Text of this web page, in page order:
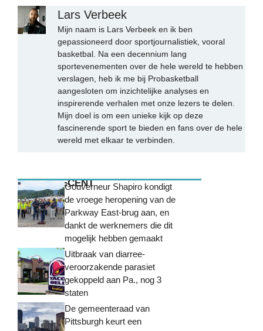
Lars Verbeek
Mijn naam is Lars Verbeek en ik ben
gepassioneerd door sportjournalistiek, vooral
basketbal. Na een decennium lang
sportevenementen over de hele wereld te hebben
verslagen, heb ik me bij Probasketball
aangesloten om inzichtelijke analyses en
inspirerende verhalen met onze lezers te delen.
Mijn doel is om een unieke kijk op deze
fascinerende sport te bieden en fans over de hele
wereld met elkaar te verbinden.
MEEST RECENTGouverneur Shapiro kondigt
de vroege heropening van de
Parkway East-brug aan, en
dankt de werknemers die dit
mogelijk hebben gemaakt
Uitbraak van diarree-
veroorzakende parasiet
gekoppeld aan Pa., nog 3
staten
De gemeenteraad van
Pittsburgh keurt een